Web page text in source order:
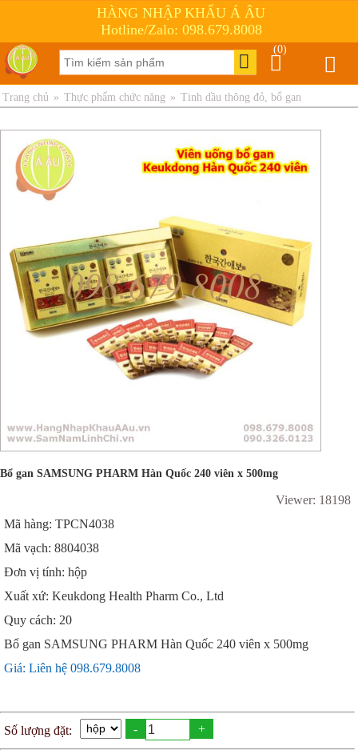
HÀNG NHẬP KHẨU Á ÂU
Hotline/Zalo: 098.679.8008
(0)
Trang chủ » Thực phẩm chức năng » Tinh dầu thông đỏ, bổ gan
Bổ gan SAMSUNG PHARM Hàn Quốc 240 viên x 500mg
Viewer: 18198
Mã hàng: TPCN4038
Mã vạch: 8804038
Đơn vị tính: hộp
Xuất xứ: Keukdong Health Pharm Co., Ltd
Quy cách: 20
Bổ gan SAMSUNG PHARM Hàn Quốc 240 viên x 500mg
Giá: Liên hệ 098.679.8008
Số lượng đặt: - +